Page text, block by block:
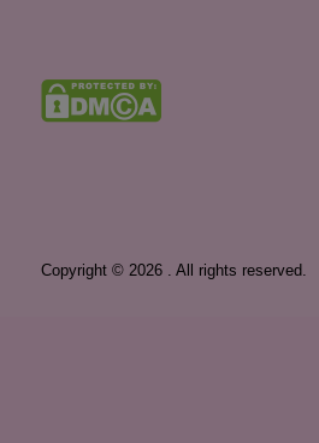
Copyright © 2026 . All rights reserved.